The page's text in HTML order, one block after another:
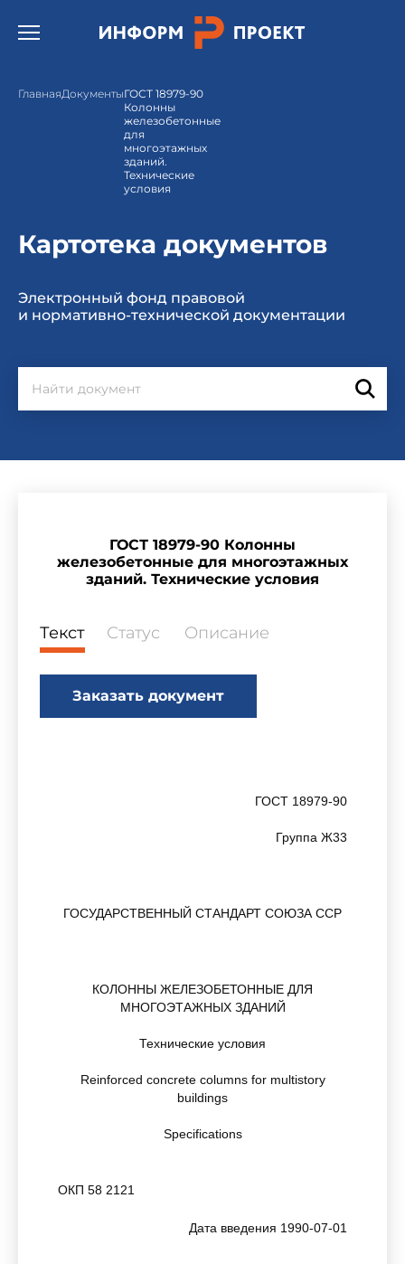
Открыть бургер меню.
ГлавнаяДокументыГОСТ 18979-90
Колонны
железобетонные
для
многоэтажных
зданий.
Технические
условия
Картотека документов
Электронный фонд правовой
и нормативно-технической документации
ГОСТ 18979-90 Колонны
железобетонные для многоэтажных
зданий. Технические условия
Текст Статус Описание
Заказать документ
ГОСТ 18979-90
Группа Ж33
ГОСУДАРСТВЕННЫЙ СТАНДАРТ СОЮЗА ССР
КОЛОННЫ ЖЕЛЕЗОБЕТОННЫЕ ДЛЯ
МНОГОЭТАЖНЫХ ЗДАНИЙ
Технические условия
Reinforced concrete columns for multistory
buildings
Specifications
ОКП 58 2121
Дата введения 1990-07-01